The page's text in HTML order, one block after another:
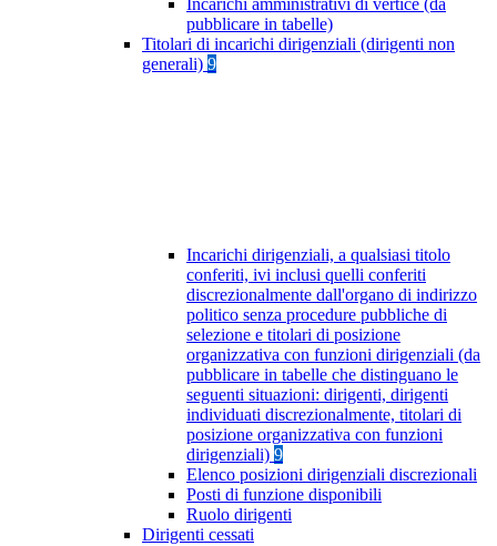
Incarichi amministrativi di vertice (da
pubblicare in tabelle)
Titolari di incarichi dirigenziali (dirigenti non
generali) 9
Incarichi dirigenziali, a qualsiasi titolo
conferiti, ivi inclusi quelli conferiti
discrezionalmente dall'organo di indirizzo
politico senza procedure pubbliche di
selezione e titolari di posizione
organizzativa con funzioni dirigenziali (da
pubblicare in tabelle che distinguano le
seguenti situazioni: dirigenti, dirigenti
individuati discrezionalmente, titolari di
posizione organizzativa con funzioni
dirigenziali) 9
Elenco posizioni dirigenziali discrezionali
Posti di funzione disponibili
Ruolo dirigenti
Dirigenti cessati